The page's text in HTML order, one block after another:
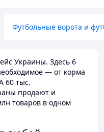
Футбольные ворота и
Украины. Здесь 6
— от корма
60 тыс.
продают и
товаров в одном